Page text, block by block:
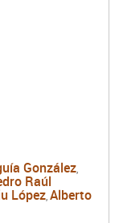
González,
Raúl
López, Alberto